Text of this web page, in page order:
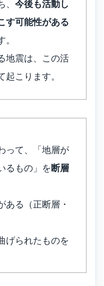
今後も活動し
す可能性がある
。
地震は、この活
こります。
って、「地層が
るもの」を断層
ある（正断層・
げられたものを